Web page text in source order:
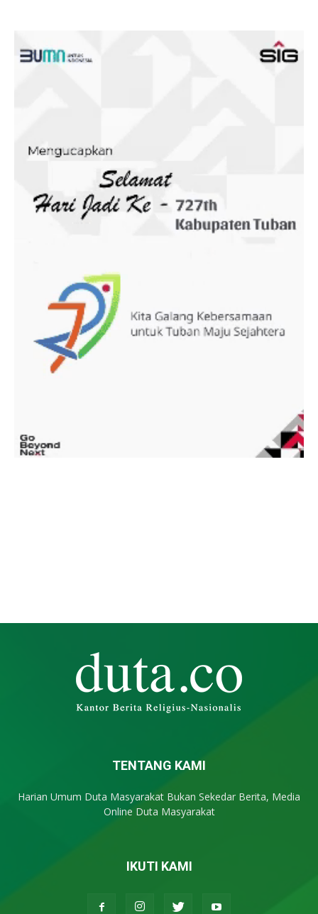
TENTANG KAMI
Harian Umum Duta Masyarakat Bukan Sekedar Berita, Media
Online Duta Masyarakat
IKUTI KAMI